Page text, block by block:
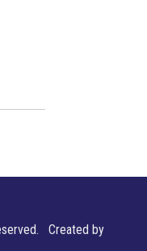
Created by